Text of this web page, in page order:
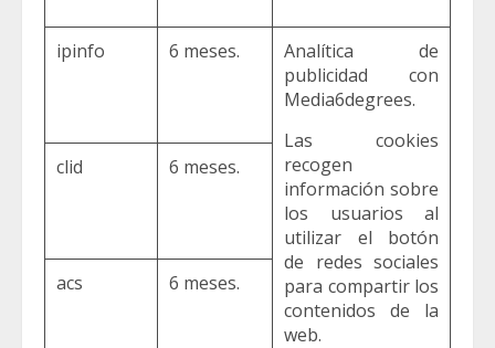
ipinfo 6 meses.
Analítica de
publicidad con
Media6degrees.
Las cookies
recogen
información sobre
los usuarios al
utilizar el botón
de redes sociales
para compartir los
contenidos de la
web.
clid 6 meses.
acs 6 meses.